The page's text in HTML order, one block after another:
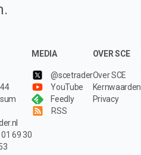
69 30
MEDIA
@scetrader
YouTube
Feedly
RSS
OVER SCE
Over SCE
Kernwaarden
Privacy